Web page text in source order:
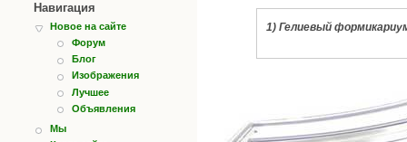
Навигация
Новое на сайте
Форум
Блог
Изображения
Лучшее
Объявления
Мы
1) Гелиевый